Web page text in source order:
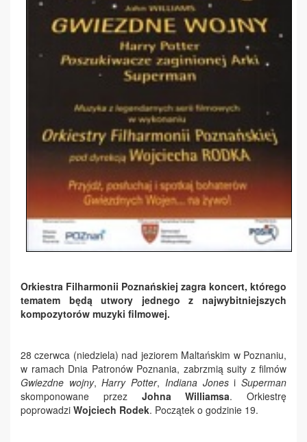
Orkiestra Filharmonii Poznańskiej zagra koncert, którego
tematem będą utwory jednego z najwybitniejszych
kompozytorów muzyki filmowej.
28 czerwca (niedziela) nad jeziorem Maltańskim w Poznaniu,
w ramach Dnia Patronów Poznania, zabrzmią suity z filmów
Gwiezdne wojny,Harry Potter, Indiana JonesiSuperman
skomponowane przez Johna Williamsa. Orkiestrę
poprowadzi Wojciech Rodek. Początek o godzinie 19.